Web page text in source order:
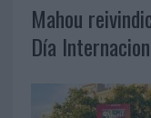
Mahou
Día